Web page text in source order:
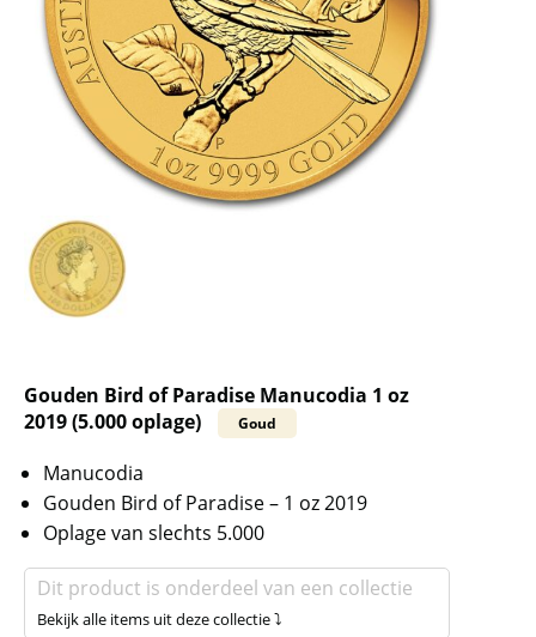
Gouden Bird of Paradise Manucodia 1 oz
2019 (5.000 oplage)
Goud
Manucodia
Gouden Bird of Paradise – 1 oz 2019
Oplage van slechts 5.000
Dit product is onderdeel van een collectie
Bekijk alle items uit deze collectie ⤵